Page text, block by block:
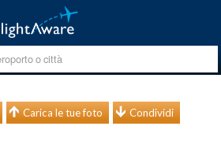
Carica le tue foto Condividi